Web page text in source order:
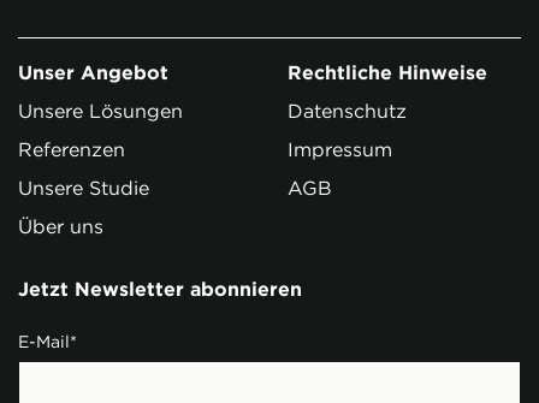
Unser Angebot
Unsere Lösungen
Referenzen
Unsere Studie
Über uns
Rechtliche Hinweise
Datenschutz
Impressum
AGB
Jetzt Newsletter abonnieren
E-Mail*